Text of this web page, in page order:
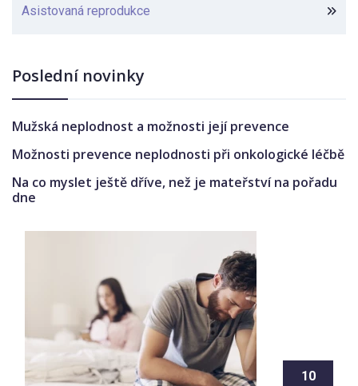
Asistovaná reprodukce
Poslední novinky
Mužská neplodnost a možnosti její prevence
Možnosti prevence neplodnosti při onkologické léčbě
Na co myslet ještě dříve, než je mateřství na pořadu
dne
10